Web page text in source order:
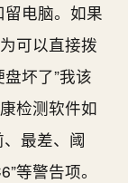
电脑。如果
可以直接拨
坏了”我该
检测软件如
最差、阈
等警告项。